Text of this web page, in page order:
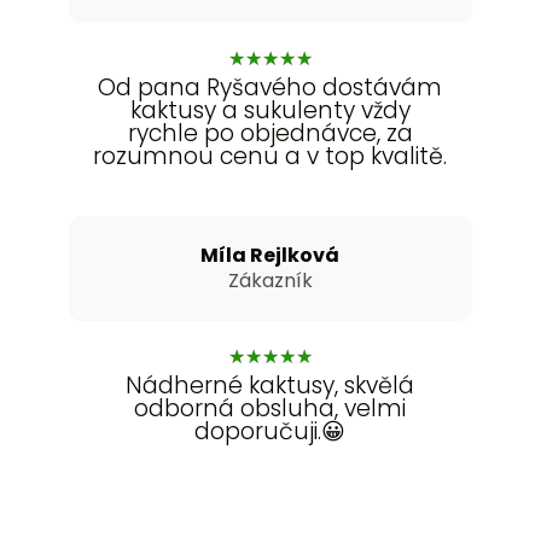
★★★★★
Od pana Ryšavého dostávám
kaktusy a sukulenty vždy
rychle po objednávce, za
rozumnou cenu a v top kvalitě.
Míla Rejlková
Zákazník
★★★★★
Nádherné kaktusy, skvělá
odborná obsluha, velmi
doporučuji.😀